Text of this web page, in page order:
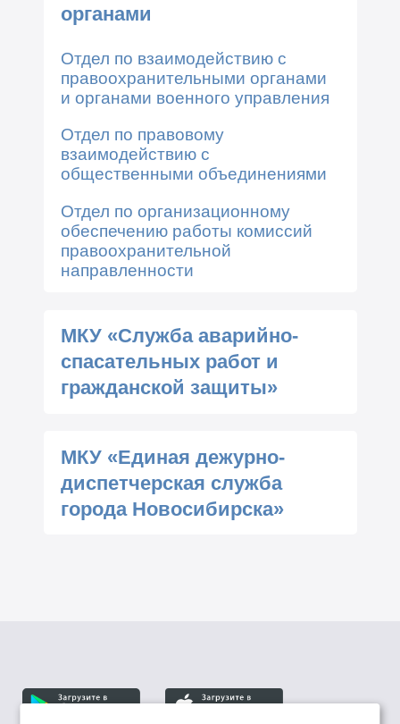
органами
Отдел по взаимодействию с
правоохранительными органами
и органами военного управления
Отдел по правовому
взаимодействию с
общественными объединениями
Отдел по организационному
обеспечению работы комиссий
правоохранительной
направленности
МКУ «Служба аварийно-
спасательных работ и
гражданской защиты»
МКУ «Единая дежурно-
диспетчерская служба
города Новосибирска»